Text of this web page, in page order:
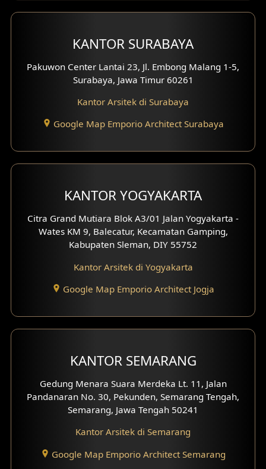
Fasad Paviliun
Fasad Villa
Fasad Klinik
Desain Basement
Desain Rumah Scandinavian
Desain Rumah Tradisional
Desain Rumah Santorini
Desain Balkon
Desain Kanopi
Desain Pantry
KANTOR SURABAYA
Pakuwon Center Lantai 23, Jl. Embong Malang 1-5,
Surabaya, Jawa Timur 60261
Kantor Arsitek di Surabaya
Google Map Emporio Architect Surabaya
KANTOR YOGYAKARTA
Citra Grand Mutiara Blok A3/01 Jalan Yogyakarta -
Wates KM 9, Balecatur, Kecamatan Gamping,
Kabupaten Sleman, DIY 55752
Kantor Arsitek di Yogyakarta
Google Map Emporio Architect Jogja
KANTOR SEMARANG
Gedung Menara Suara Merdeka Lt. 11, Jalan
Pandanaran No. 30, Pekunden, Semarang Tengah,
Semarang, Jawa Tengah 50241
Kantor Arsitek di Semarang
Google Map Emporio Architect Semarang